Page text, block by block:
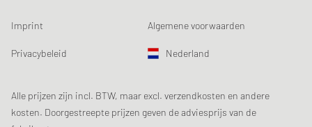
Loyalty Program
Productveiligheid
Aanmelden nieuwsbrief
Gegevenscontrole
Chronicles
Sustainability
Studentenkorting: EDiU
Imprint Algemene voorwaarden
Privacybeleid Nederland
Alle prijzen zijn incl. BTW, maar excl. verzendkosten en andere
kosten. Doorgestreepte prijzen geven de adviesprijs van de